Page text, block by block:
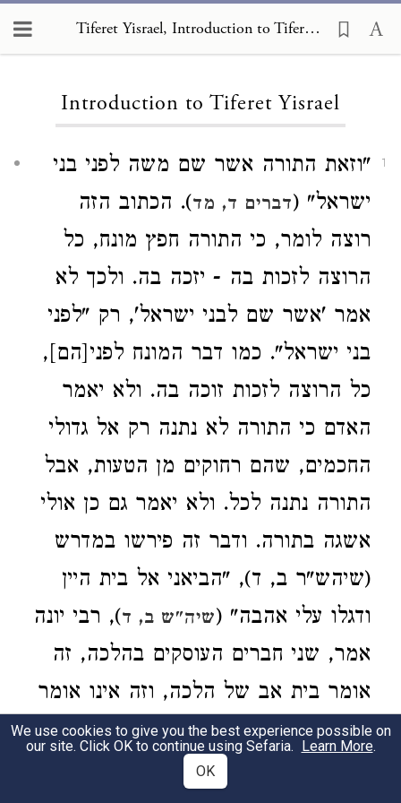
Tiferet Yisrael, Introduction to Tiferet Yisrael
Tiferet Yisrael
Introduction to Tiferet Yisrael
1
"וזאת התורה אשר שם משה לפני בני
ישראל" (דברים ד, מד). הכתוב הזה
רוצה לומר, כי התורה חפץ מונח, כל
הרוצה לזכות בה - יזכה בה. ולכך לא
אמר 'אשר שם לבני ישראל', רק "לפני
בני ישראל". כמו דבר המונח לפני[הם],
כל הרוצה לזכות זוכה בה. ולא יאמר
האדם כי התורה לא נתנה רק אל גדולי
החכמים, שהם רחוקים מן הטעות, אבל
התורה נתנה לכל. ולא יאמר גם כן אולי
אשגה בתורה. ודבר זה פירשו במדרש
(שיהש"ר ב, ד), "הביאני אל בית היין
ודגלו עלי אהבה" (שיה"ש ב, ד), רבי יונה
אמר, שני חברים העוסקים בהלכה, זה
אומר בית אב של הלכה, וזה אינו אומר
בית אב של הלכה, אומר הקב"ה "ודגלו
עלי אהבה". אמר רב אחא, עם הארץ
We use cookies to give you the best experience possible on
our site. Click OK to continue using Sefaria. Learn More.
OK